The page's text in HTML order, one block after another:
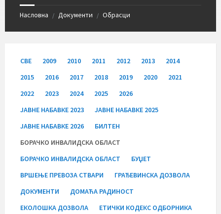
Насловна / Документи / Обрасци
СВЕ 2009 2010 2011 2012 2013
2014
2015
2016 2017 2018 2019 2020
2021
2022
2023 2024 2025
2026
JАВНЕ НАБАВКЕ 2023
JАВНЕ НАБАВКЕ 2025
JАВНЕ НАБАВКЕ 2026
БИЛТЕН
БОРАЧКО ИНВАЛИДСКА ОБЛАСТ
БОРАЧКО ИНВАЛИДСКА ОБЛАСТ
БУЏЕТ
ВРШЕЊЕ ПРЕВОЗА СТВАРИ
ГРАЂЕВИНСКА ДОЗВОЛА
ДОКУМЕНТИ
ДОМАЋА РАДИНОСТ
ЕКОЛОШКА ДОЗВОЛА
ЕТИЧКИ КОДЕКС ОДБОРНИКА